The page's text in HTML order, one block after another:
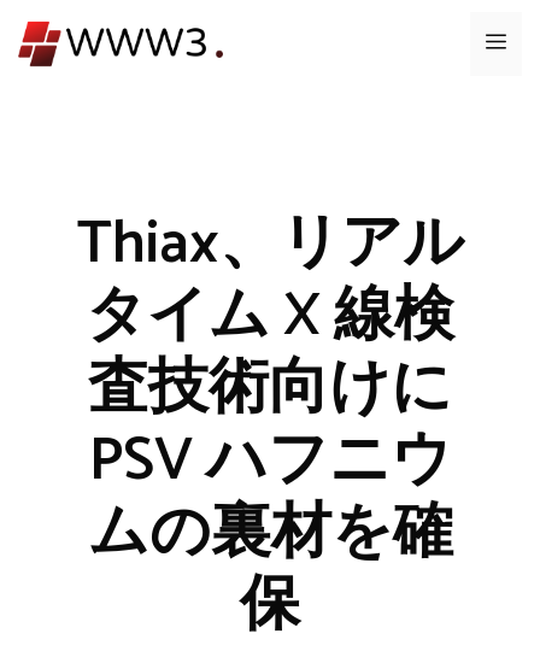
ン
メ
Thiax、リアル
タイム X 線検
査技術向けに
PSV ハフニウ
ムの裏材を確
保